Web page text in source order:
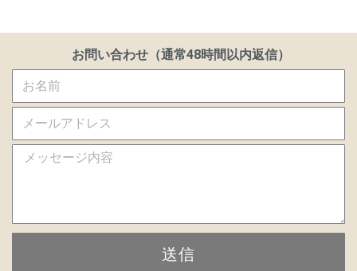
お問い合わせ（通常48時間以内返信）
送信